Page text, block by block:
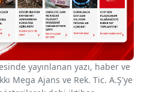
yayınlanan yazı, haber ve
Mega Ajans ve Rek. Tic. A.Ş'ye